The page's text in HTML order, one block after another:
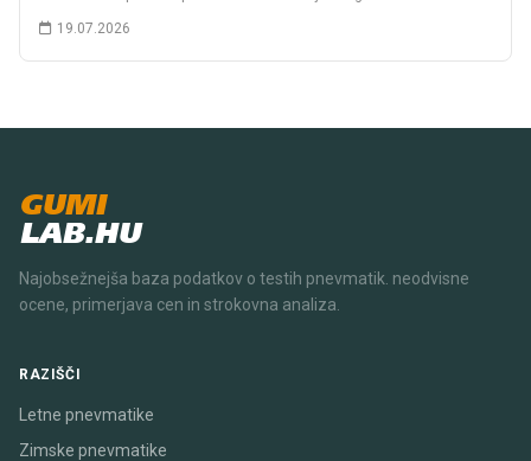
19.07.2026
GUMI
LAB.HU
Najobsežnejša baza podatkov o testih pnevmatik. neodvisne
ocene, primerjava cen in strokovna analiza.
RAZIŠČI
Letne pnevmatike
Zimske pnevmatike